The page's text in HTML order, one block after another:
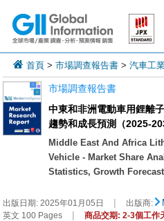
首頁 >市場調查報告書 >汽車工
市場調查報告書
中東和非洲電動車用鋰離
趨勢和成長預測（2025-
Middle East And Africa
Vehicle - Market Share
Statistics, Growth
出版日期:2025年01月05日 | 出版商:
英文 100 Pages | 商品交期: 2-3個工作